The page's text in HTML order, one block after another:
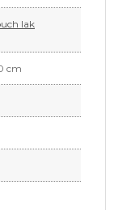
lak
cm